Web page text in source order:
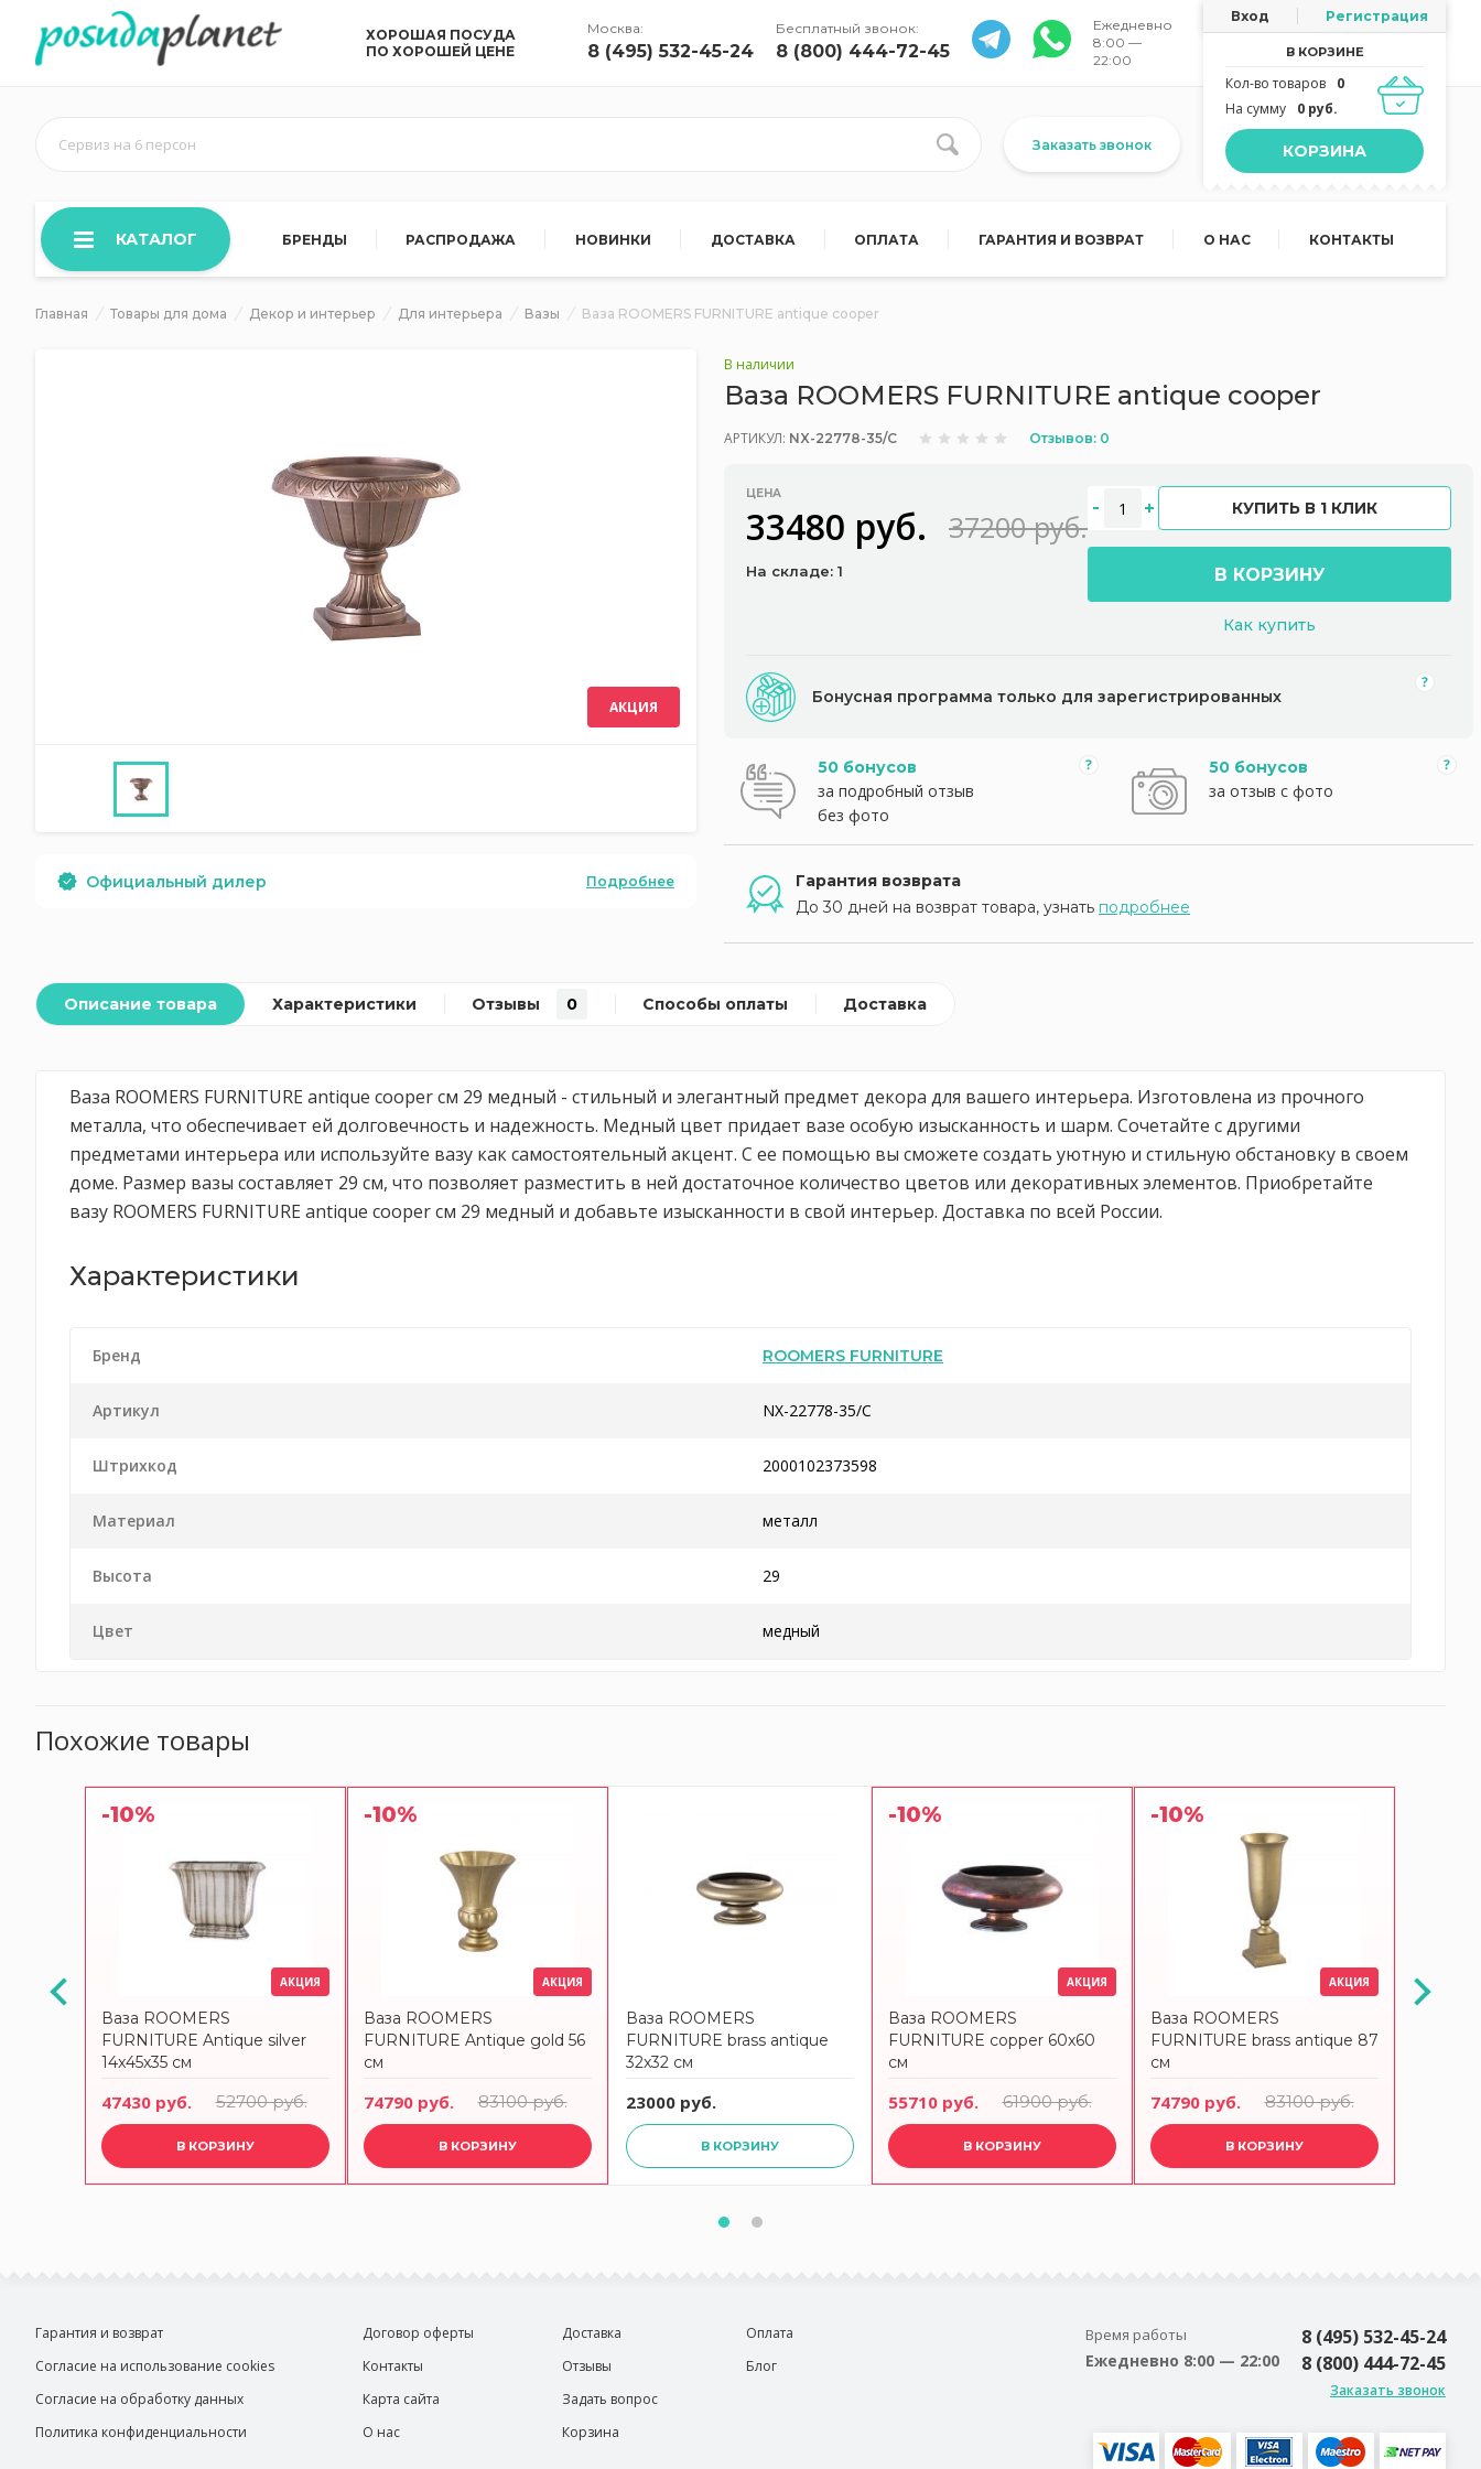
ХОРОШАЯ ПОСУДА
ПО ХОРОШЕЙ ЦЕНЕ
Москва:
8 (495) 532-45-24
Бесплатный звонок:
8 (800) 444-72-45
Ежедневно
8:00 —
22:00
Вход Регистрация
В КОРЗИНЕ
Кол-во товаров
0
На сумму
0 руб.
КОРЗИНА
Сервиз на 6 персон Заказать звонок
КАТАЛОГ БРЕНДЫ РАСПРОДАЖА НОВИНКИ ДОСТАВКА ОПЛАТА ГАРАНТИЯ И ВОЗВРАТ О НАС КОНТАКТЫ
Главная Товары для дома Декор и интерьер Для интерьера Вазы Ваза ROOMERS FURNITURE antique cooper
АКЦИЯ
Официальный дилер Подробнее
В наличии
Ваза ROOMERS FURNITURE antique cooper
АРТИКУЛ: NX-22778-35/C Отзывов: 0
ЦЕНА
33480 руб. 37200 руб.
На складе: 1
КУПИТЬ В 1 КЛИК
В КОРЗИНУ
Как купить
Бонусная программа только для зарегистрированных
50 бонусов
за подробный отзыв
без фото
50 бонусов
за отзыв с фото
Гарантия возврата
До 30 дней на возврат товара, узнать подробнее
Описание товара Характеристики Отзывы 0 Способы оплаты Доставка
Ваза ROOMERS FURNITURE antique cooper см 29 медный - стильный и элегантный предмет декора для вашего интерьера. Изготовлена из прочного
металла, что обеспечивает ей долговечность и надежность. Медный цвет придает вазе особую изысканность и шарм. Сочетайте с другими
предметами интерьера или используйте вазу как самостоятельный акцент. С ее помощью вы сможете создать уютную и стильную обстановку в своем
доме. Размер вазы составляет 29 см, что позволяет разместить в ней достаточное количество цветов или декоративных элементов. Приобретайте
вазу ROOMERS FURNITURE antique cooper см 29 медный и добавьте изысканности в свой интерьер. Доставка по всей России.
Характеристики
Бренд ROOMERS FURNITURE
Артикул NX-22778-35/C
Штрихкод 2000102373598
Материал металл
Высота 29
Цвет медный
Похожие товары
АКЦИЯ
-10%
АКЦИЯ
Ваза ROOMERS
FURNITURE Antique silver
14x45x35 см
47430 руб. 52700 руб.
В КОРЗИНУ
-10%
АКЦИЯ
Ваза ROOMERS
FURNITURE Antique gold 56
см
74790 руб. 83100 руб.
В КОРЗИНУ
Ваза ROOMERS
FURNITURE brass antique
32x32 см
23000 руб.
В КОРЗИНУ
-10%
АКЦИЯ
Ваза ROOMERS
FURNITURE copper 60x60
см
55710 руб. 61900 руб.
В КОРЗИНУ
-10%
АКЦИЯ
Ваза ROOMERS
FURNITURE brass antique 87
см
74790 руб. 83100 руб.
В КОРЗИНУ
Гарантия и возврат
Согласие на использование cookies
Согласие на обработку данных
Политика конфиденциальности
Договор оферты
Контакты
Карта сайта
О нас
Доставка
Отзывы
Задать вопрос
Корзина
Оплата
Блог
Время работы
Ежедневно 8:00 — 22:00
8 (495) 532-45-24
8 (800) 444-72-45
Заказать звонок